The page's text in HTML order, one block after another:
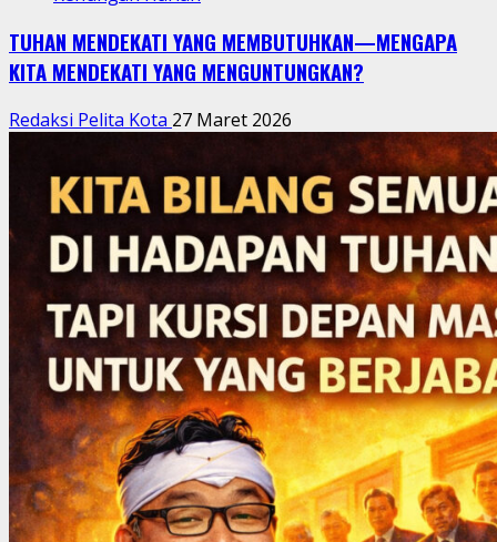
TUHAN MENDEKATI YANG MEMBUTUHKAN—MENGAPA
KITA MENDEKATI YANG MENGUNTUNGKAN?
Redaksi Pelita Kota 27 Maret 2026